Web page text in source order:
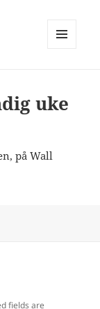
uke
på Wall
fields are